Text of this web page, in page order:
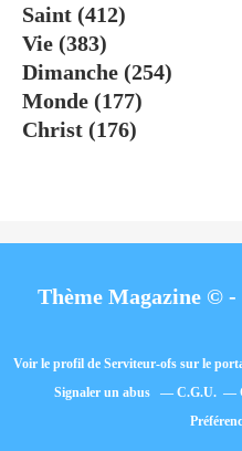
Saint (412)
Vie (383)
Dimanche (254)
Monde (177)
Christ (176)
Thème Magazine ©
Voir le profil de Serviteur-ofssur le
Signaler un abus
C.G.U.